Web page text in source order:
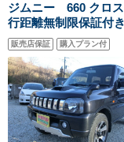
ジムニー 660 クロ
行距離無制限保証
レス シートヒータ
AW キーレス付 マ
ーウィンドウ エア
販売店保証 購入プラン付